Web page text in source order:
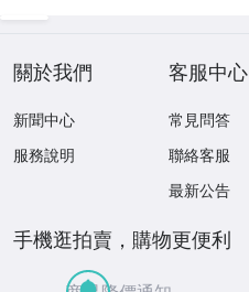
關於我們
新聞中心
服務說明
客服中心
常見問答
聯絡客服
最新公告
手機逛拍賣，購物更便利